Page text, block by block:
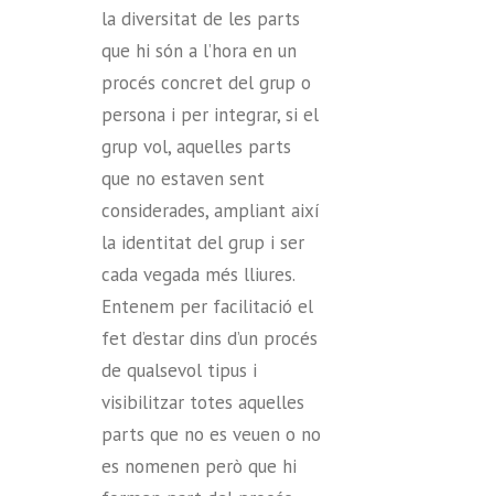
la diversitat de les parts
que hi són a l’hora en un
procés concret del grup o
persona i per integrar, si el
grup vol, aquelles parts
que no estaven sent
considerades, ampliant així
la identitat del grup i ser
cada vegada més lliures.
Entenem per facilitació el
fet d’estar dins d’un procés
de qualsevol tipus i
visibilitzar totes aquelles
parts que no es veuen o no
es nomenen però que hi